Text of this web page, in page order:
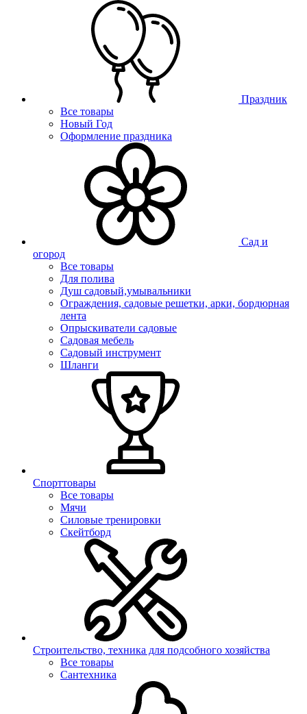
Праздник
Все товары
Новый Год
Оформление праздника
Сад и
огород
Все товары
Для полива
Душ садовый,умывальники
Ограждения, садовые решетки, арки, бордюрная
лента
Опрыскиватели садовые
Садовая мебель
Садовый инструмент
Шланги
Спорттовары
Все товары
Мячи
Силовые тренировки
Скейтборд
Строительство, техника для подсобного хозяйства
Все товары
Сантехника